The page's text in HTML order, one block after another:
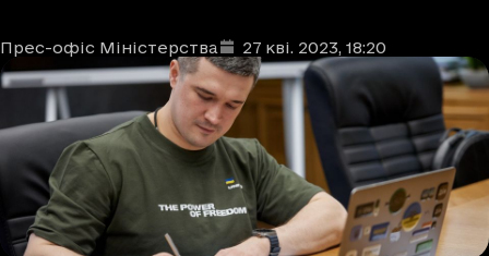
Автори
Прес-офіс Міністерства
Дата та час публікації: 27 кві. 2023, 18:20